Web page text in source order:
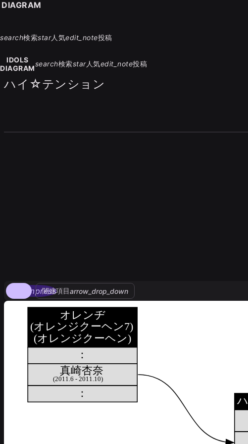
search検索star人気edit_note投稿
IDOLS
DIAGRAM
search検索star人気edit_note投稿
ハイ☆テンション
compress
関連項目arrow_drop_down